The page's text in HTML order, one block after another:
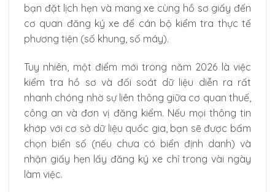
bạn đặt lịch hẹn và mang xe cùng hồ sơ giấy đến
cơ quan đăng ký xe để cán bộ kiểm tra thực tế
phương tiện (số khung, số máy).
Tuy nhiên, một điểm mới trong năm 2026 là việc
kiểm tra hồ sơ và đối soát dữ liệu diễn ra rất
nhanh chóng nhờ sự liên thông giữa cơ quan thuế,
công an và đơn vị đăng kiểm. Nếu mọi thông tin
khớp với cơ sở dữ liệu quốc gia, bạn sẽ được bấm
chọn biển số (nếu chưa có biển định danh) và
nhận giấy hẹn lấy đăng ký xe chỉ trong vài ngày
làm việc.